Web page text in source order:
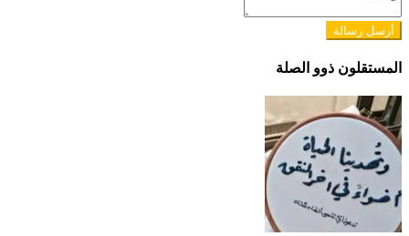
أرسل رسالة
المستقلون ذوو الصلة